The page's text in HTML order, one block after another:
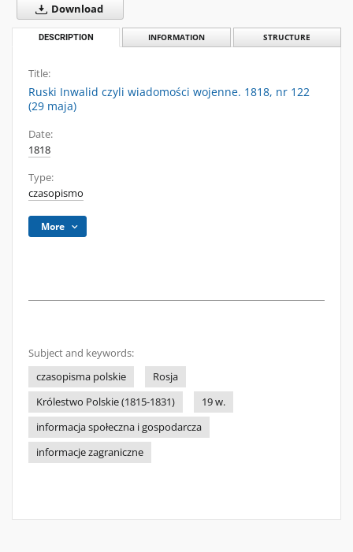
Download
DESCRIPTION INFORMATION STRUCTURE
Title:
Ruski Inwalid czyli wiadomości wojenne. 1818, nr 122
(29 maja)
Date:
1818
Type:
czasopismo
More
Subject and keywords:
czasopisma polskie
Rosja
Królestwo Polskie (1815-1831)
19 w.
informacja społeczna i gospodarcza
informacje zagraniczne